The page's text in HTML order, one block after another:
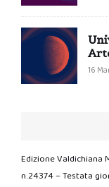
16
Edizione Valdichiana
n.24374 – Testata